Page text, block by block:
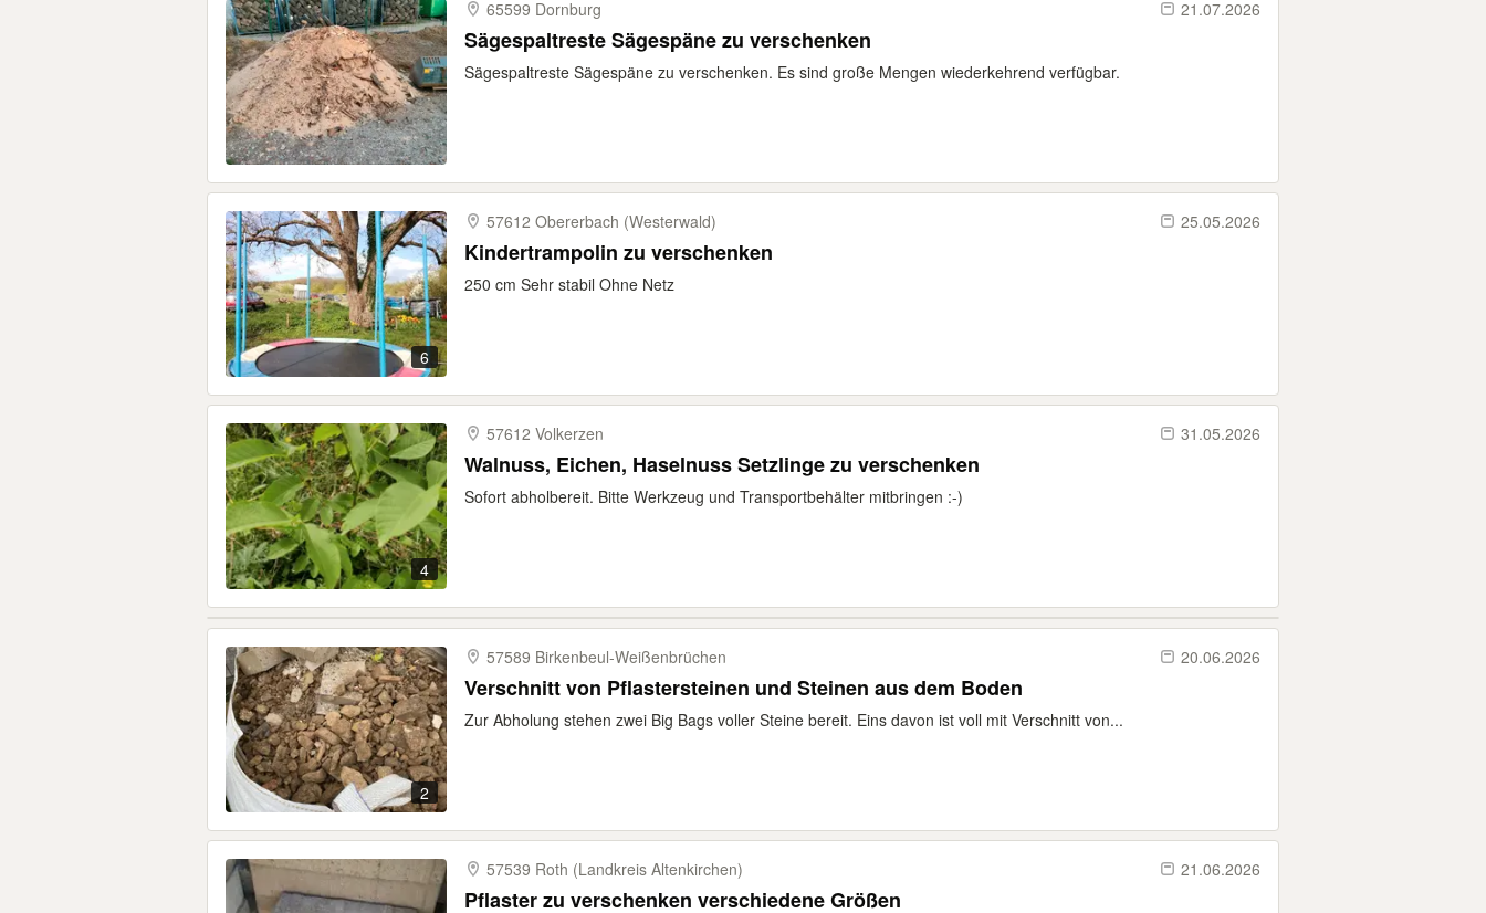
65599 Dornburg 21.07.2026
Sägespaltreste Sägespäne zu verschenken
Sägespaltreste Sägespäne zu verschenken. Es sind große Mengen wiederkehrend verfügbar.
6
57612 Obererbach (Westerwald) 25.05.2026
Kindertrampolin zu verschenken
250 cm Sehr stabil Ohne Netz
4
57612 Volkerzen 31.05.2026
Walnuss, Eichen, Haselnuss Setzlinge zu verschenken
Sofort abholbereit. Bitte Werkzeug und Transportbehälter mitbringen :-)
2
57589 Birkenbeul-​Weißenbrüchen 20.06.2026
Verschnitt von Pflastersteinen und Steinen aus dem Boden
Zur Abholung stehen zwei Big Bags voller Steine bereit. Eins davon ist voll mit Verschnitt von...
57539 Roth (Landkreis Altenkirchen) 21.06.2026
Pflaster zu verschenken verschiedene Größen